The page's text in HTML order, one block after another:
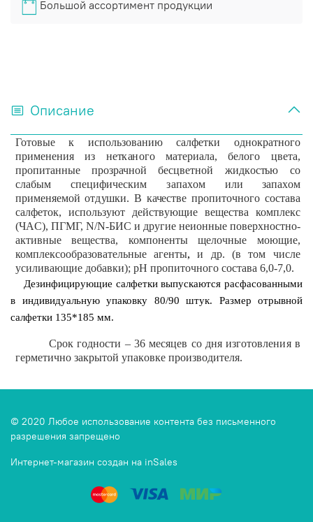
Большой ассортимент продукции
Описание
Готовые к использованию салфетки однократного
примененияиз нетканого материала, белого цвета,
пропитанные прозрачной бесцветной жидкостью со
слабым специфическим запахом или запахом
применяемой отдушки. В качестве пропиточного состава
салфеток, используютдействующие вещества комплекс
(ЧАС), ПГМГ, N/N-БИС и другие неионные поверхностно-
активные вещества, компоненты щелочные моющие,
комплексообразовательные агенты,и др. (в том числе
усиливающие добавки); рН пропиточного состава 6,0-7,0.
Дезинфицирующие салфетки выпускаются расфасованными
в индивидуальную упаковку 80/90 штук. Размер отрывной
салфетки 135*185 мм.
Срок годности – 36 месяцев со дня изготовления в
герметично закрытой упаковкепроизводителя.
© 2020 Любое использование контента без письменного
разрешения запрещено
Интернет-магазин создан на inSales